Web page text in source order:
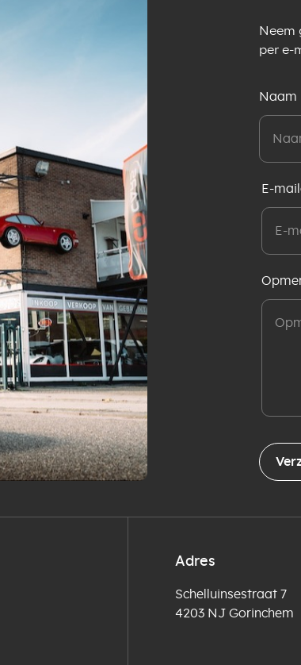
Neem
per e-
Naam
E-
Adres
Schelluinsestraat 7
4203 NJ Gorinchem